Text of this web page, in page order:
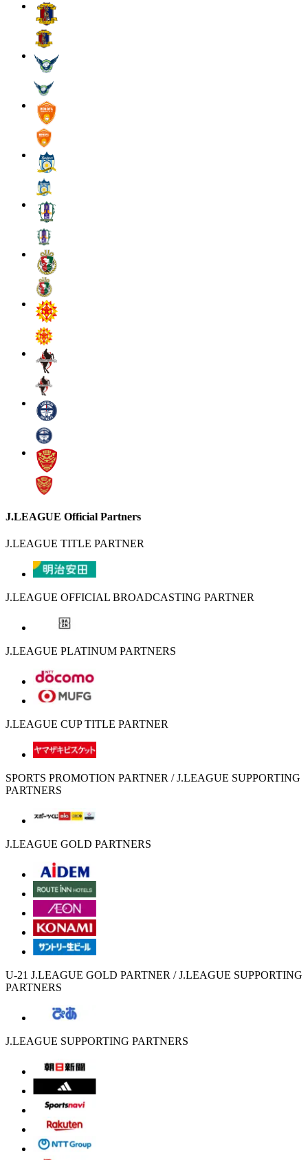
J.LEAGUE Official Partners
J.LEAGUE TITLE PARTNER
J.LEAGUE OFFICIAL BROADCASTING PARTNER
J.LEAGUE PLATINUM PARTNERS
J.LEAGUE CUP TITLE PARTNER
SPORTS PROMOTION PARTNER / J.LEAGUE SUPPORTING
PARTNERS
J.LEAGUE GOLD PARTNERS
U-21 J.LEAGUE GOLD PARTNER / J.LEAGUE SUPPORTING
PARTNERS
J.LEAGUE SUPPORTING PARTNERS